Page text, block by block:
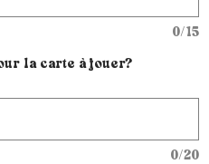
0/15
la carte à jouer?
0/20